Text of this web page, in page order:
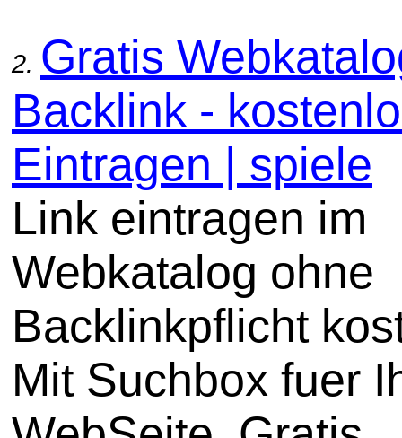
2. Gratis
Backlink -
Eintragen | spiele
Link eintragen im
Webkatalog ohne
Backlinkpflicht
Mit Suchbox fuer